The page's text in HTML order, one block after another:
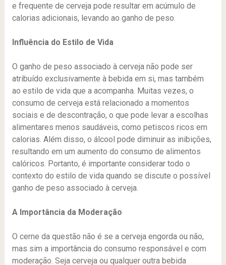
e frequente de cerveja pode resultar em acúmulo de
calorias adicionais, levando ao ganho de peso.
Influência do Estilo de Vida
O ganho de peso associado à cerveja não pode ser
atribuído exclusivamente à bebida em si, mas também
ao estilo de vida que a acompanha. Muitas vezes, o
consumo de cerveja está relacionado a momentos
sociais e de descontração, o que pode levar a escolhas
alimentares menos saudáveis, como petiscos ricos em
calorias. Além disso, o álcool pode diminuir as inibições,
resultando em um aumento do consumo de alimentos
calóricos. Portanto, é importante considerar todo o
contexto do estilo de vida quando se discute o possível
ganho de peso associado à cerveja.
A Importância da Moderação
O cerne da questão não é se a cerveja engorda ou não,
mas sim a importância do consumo responsável e com
moderação. Seja cerveja ou qualquer outra bebida